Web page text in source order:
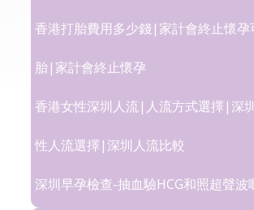
香港打胎費用多少錢|家計會終止懷孕
胎|家計會終止懷孕
香港女性深圳人流|人流方式選擇|深
性人流選擇|深圳人流比較
深圳早孕檢查-抽血驗HCG和照超聲波